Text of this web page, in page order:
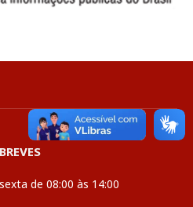
de 08:00 às 14:00